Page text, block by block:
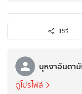
แชร์
บุหงาอันดา
ดูโปรไฟล์